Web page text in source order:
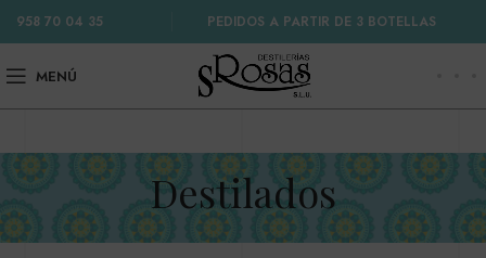
958 70 04 35 PEDIDOS A PARTIR DE 3 BOTELLAS
MENÚ
Destilados